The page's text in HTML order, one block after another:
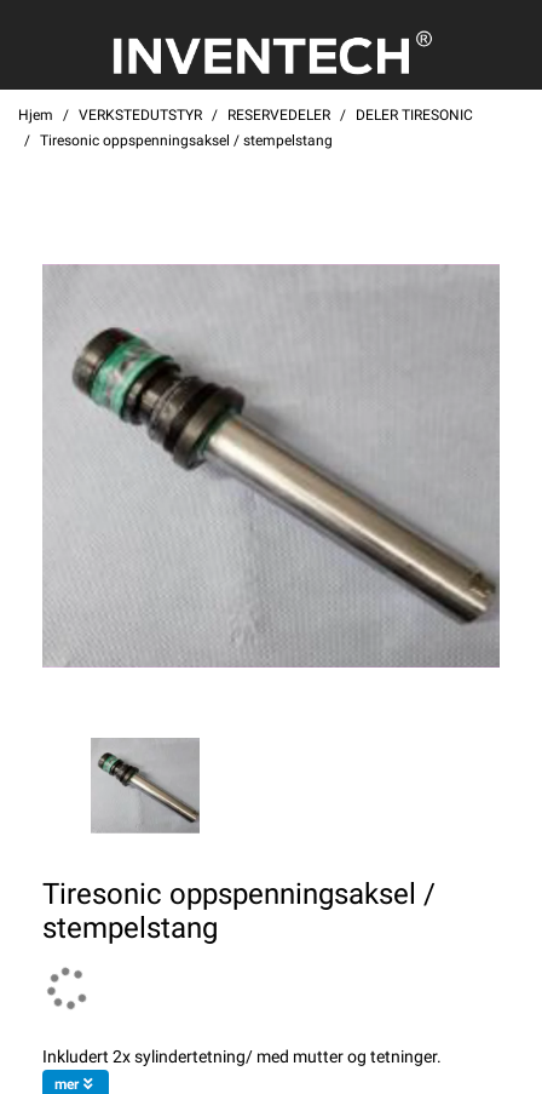
Hjem VERKSTEDUTSTYR RESERVEDELER
DELER TIRESONIC
Tiresonic oppspenningsaksel / stempelstang
Tiresonic oppspenningsaksel /
stempelstang
Inkludert 2x sylindertetning/ med mutter og tetninger.
mer